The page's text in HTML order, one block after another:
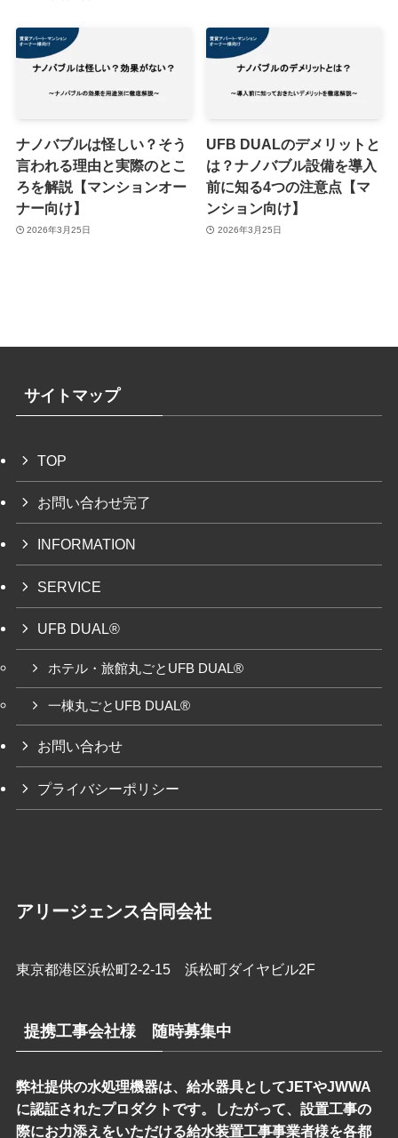
ナノバブルは怪しい？そう
言われる理由と実際のとこ
ろを解説【マンションオー
ナー向け】
2026年3月25日
UFB DUALのデメリットと
は？ナノバブル設備を導入
前に知る4つの注意点【マ
ンション向け】
2026年3月25日
サイトマップ
TOP
お問い合わせ完了
INFORMATION
SERVICE
UFB DUAL®
ホテル・旅館丸ごとUFB DUAL®
一棟丸ごとUFB DUAL®
お問い合わせ
プライバシーポリシー
アリージェンス合同会社
東京都港区浜松町2-2-15 浜松町ダイヤビル2F
提携工事会社様 随時募集中
弊社提供の水処理機器は、給水器具としてJETやJWWA
に認証されたプロダクトです。したがって、設置工事の
際にお力添えをいただける給水装置工事事業者様を各都